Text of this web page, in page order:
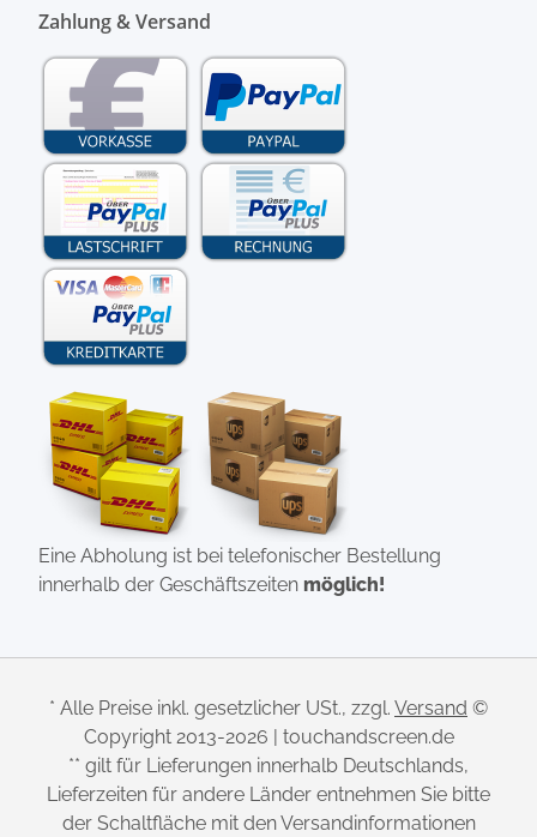
Zahlung & Versand
Eine Abholung ist bei telefonischer Bestellung
innerhalb der Geschäftszeiten möglich!
* Alle Preise inkl. gesetzlicher USt., zzgl. Versand ©
Copyright 2013-2026 | touchandscreen.de
** gilt für Lieferungen innerhalb Deutschlands,
Lieferzeiten für andere Länder entnehmen Sie bitte
der Schaltfläche mit den Versandinformationen